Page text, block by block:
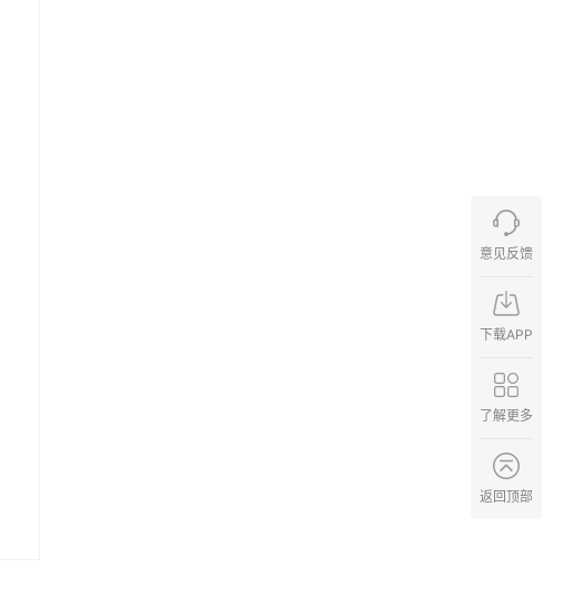
意见反馈
下载APP
了解更多
返回顶部